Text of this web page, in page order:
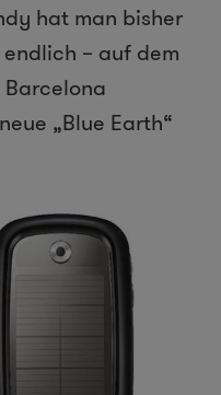
hat man bisher
– auf dem
Barcelona
„Blue Earth“